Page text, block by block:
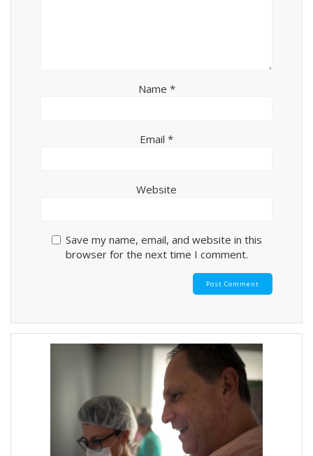
Name *
Email *
Website
Save my name, email, and website in this
browser for the next time I comment.